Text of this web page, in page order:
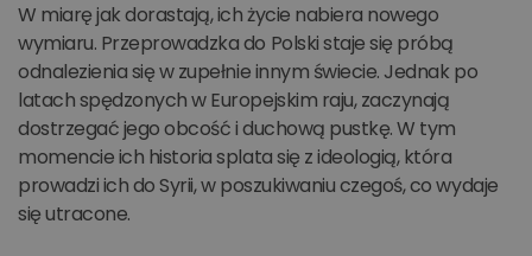
W miarę jak dorastają, ich życie nabiera nowego
wymiaru. Przeprowadzka do Polski staje się próbą
odnalezienia się w zupełnie innym świecie. Jednak po
latach spędzonych w Europejskim raju, zaczynają
dostrzegać jego obcość i duchową pustkę. W tym
momencie ich historia splata się z ideologią, która
prowadzi ich do Syrii, w poszukiwaniu czegoś, co wydaje
się utracone.